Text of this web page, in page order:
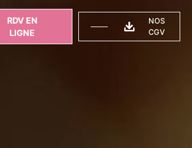
RDV EN
LIGNE
NOS
CGV